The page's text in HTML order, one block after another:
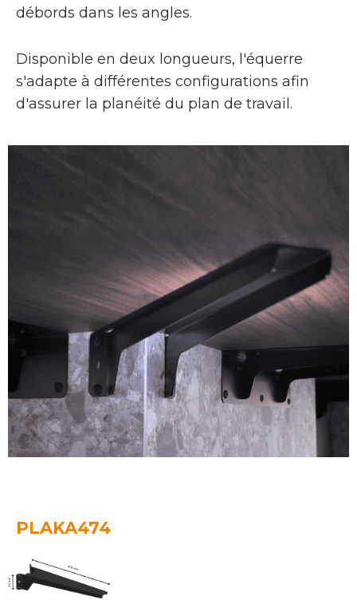
débords dans les angles.
Disponible en deux longueurs, l'équerre
s'adapte à différentes configurations afin
d'assurer la planéité du plan de travail.
PLAKA474